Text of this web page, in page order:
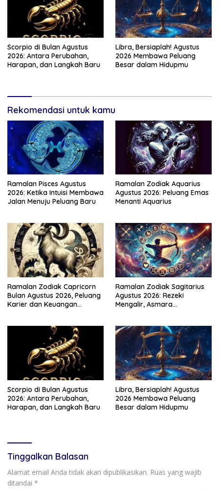
Scorpio di Bulan Agustus
2026: Antara Perubahan,
Harapan, dan Langkah Baru
Libra, Bersiaplah! Agustus
2026 Membawa Peluang
Besar dalam Hidupmu
Rekomendasi untuk kamu
Ramalan Pisces Agustus
2026: Ketika Intuisi Membawa
Jalan Menuju Peluang Baru
Ramalan Zodiak Aquarius
Agustus 2026: Peluang Emas
Menanti Aquarius
Ramalan Zodiak Capricorn
Bulan Agustus 2026, Peluang
Karier dan Keuangan
Ramalan Zodiak Sagitarius
Agustus 2026: Rezeki
Mengalir, Asmara
Scorpio di Bulan Agustus
2026: Antara Perubahan,
Harapan, dan Langkah Baru
Libra, Bersiaplah! Agustus
2026 Membawa Peluang
Besar dalam Hidupmu
Tinggalkan Balasan
Alamat email Anda tidak akan dipublikasikan. Ruas yang wajib
ditandai *